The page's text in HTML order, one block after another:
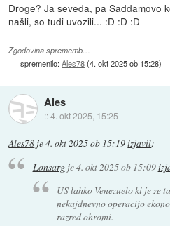
Droge? Ja seveda, pa Saddamovo
našli, so tudi uvozili... :D :D :D
Zgodovina sprememb…
spremenilo:Ales78(4. okt 2025 ob 15:28)
Ales
::4. okt 2025, 15:25
Ales78 je4. okt 2025 ob 15:19izjavil:
Lonsargje4. okt 2025 ob 15:09
US lahko Venezuelo ki je ze
nekajdnevno operacijo
razred ohromi.